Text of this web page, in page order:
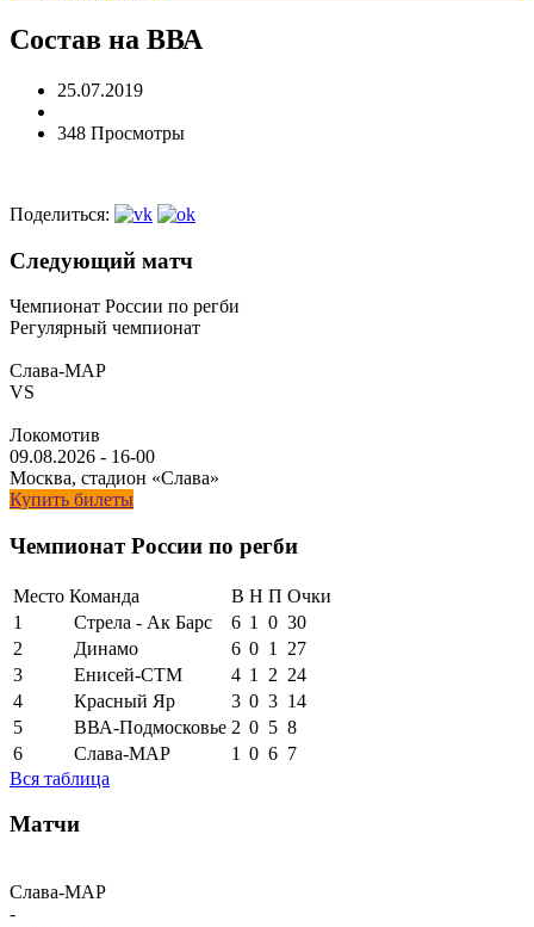
Состав на ВВА
25.07.2019
348 Просмотры
Поделиться:
Следующий матч
Чемпионат России по регби
Регулярный чемпионат
Слава-МАР
VS
Локомотив
09.08.2026 - 16-00
Москва, стадион «Слава»
Купить билеты
Чемпионат России по регби
Место Команда В Н П Очки
1
Стрела - Ак Барс 6 1 0 30
2
Динамо 6 0 1
27
3
Енисей-СТМ 4 1 2 24
4
Красный Яр 3 0 3 14
5
ВВА-Подмосковье 2 0 5 8
6
Слава-МАР 1 0 6 7
Вся таблица
Матчи
Слава-МАР
-